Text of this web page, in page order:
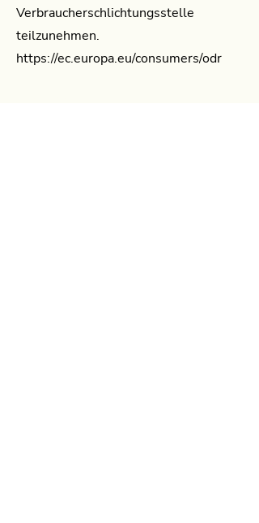
Verbraucherschlichtungsstelle
teilzunehmen.
https://ec.europa.eu/consumers/odr